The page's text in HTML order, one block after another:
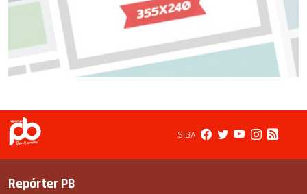
SIGA
Repórter PB